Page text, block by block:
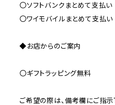
〇ソフトバンクまとめて支払い
〇ワイモバイルまとめて支払い
◆お店からのご案内
〇ギフトラッピング無料
ご希望の際は、備考欄にご指示